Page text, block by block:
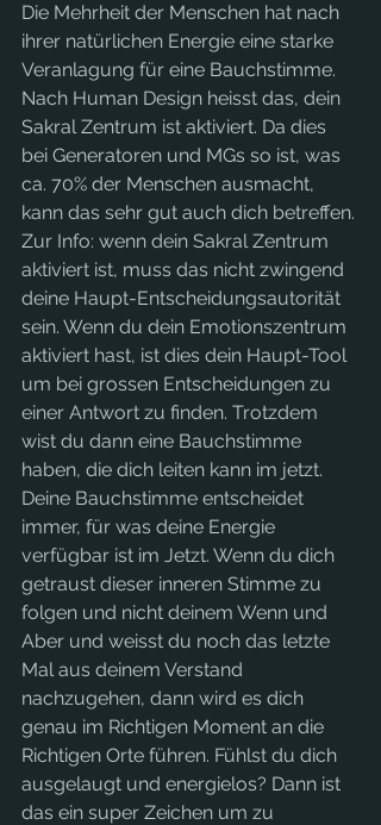
Die Mehrheit der Menschen hat nach
ihrer natürlichen Energie eine starke
Veranlagung für eine Bauchstimme.
Nach Human Design heisst das, dein
Sakral Zentrum ist aktiviert. Da dies
bei Generatoren und MGs so ist, was
ca. 70% der Menschen ausmacht,
kann das sehr gut auch dich betreffen.
Zur Info: wenn dein Sakral Zentrum
aktiviert ist, muss das nicht zwingend
deine Haupt-Entscheidungsautorität
sein. Wenn du dein Emotionszentrum
aktiviert hast, ist dies dein Haupt-Tool
um bei grossen Entscheidungen zu
einer Antwort zu finden. Trotzdem
wist du dann eine Bauchstimme
haben, die dich leiten kann im jetzt.
Deine Bauchstimme entscheidet
immer, für was deine Energie
verfügbar ist im Jetzt. Wenn du dich
getraust dieser inneren Stimme zu
folgen und nicht deinem Wenn und
Aber und weisst du noch das letzte
Mal aus deinem Verstand
nachzugehen, dann wird es dich
genau im Richtigen Moment an die
Richtigen Orte führen. Fühlst du dich
ausgelaugt und energielos? Dann ist
das ein super Zeichen um zu